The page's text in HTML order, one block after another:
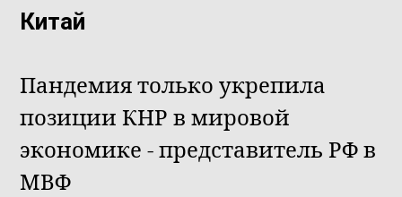
Китай
Пандемия только укрепила
позиции КНР в мировой
экономике - представитель РФ в
МВФ